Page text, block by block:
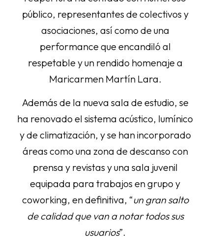
público, representantes de colectivos y
asociaciones, así como de una
performance que encandiló al
respetable y un rendido homenaje a
Maricarmen Martín Lara.
Además de la nueva sala de estudio, se
ha renovado el sistema acústico, lumínico
y de climatización, y se han incorporado
áreas como una zona de descanso con
prensa y revistas y una sala juvenil
equipada para trabajos en grupo y
coworking, en definitiva, “un gran salto
de calidad que van a notar todos sus
usuarios”.